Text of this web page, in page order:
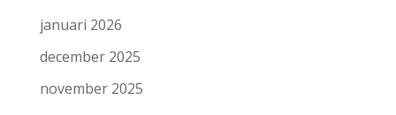
januari 2026
december 2025
november 2025